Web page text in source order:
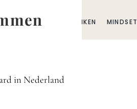
FAMILIE GEDANKEN MINDSET
in Nederland